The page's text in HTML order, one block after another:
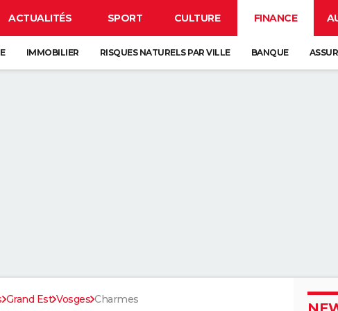
ACTUALITÉS SPORT CULTURE FINANCE
IMMOBILIER RISQUES NATURELS PAR VILLE BANQUE
Grand Est Vosges Charmes